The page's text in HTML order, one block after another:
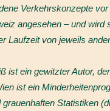
Verkehrskonzepte
angesehen – und wird
Laufzeit von jeweils
ist ein gewitzter Autor,
ist ein
Statistiken